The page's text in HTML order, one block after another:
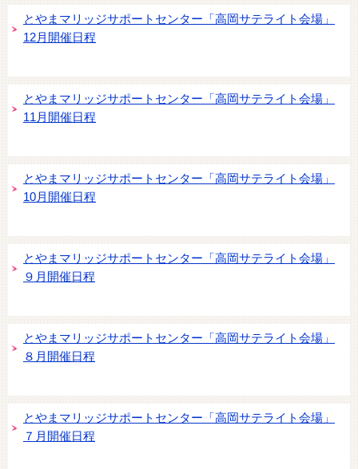
とやまマリッジサポートセンター「高岡サテライト会場」
12月開催日程
とやまマリッジサポートセンター「高岡サテライト会場」
11月開催日程
とやまマリッジサポートセンター「高岡サテライト会場」
10月開催日程
とやまマリッジサポートセンター「高岡サテライト会場」
９月開催日程
とやまマリッジサポートセンター「高岡サテライト会場」
８月開催日程
とやまマリッジサポートセンター「高岡サテライト会場」
７月開催日程